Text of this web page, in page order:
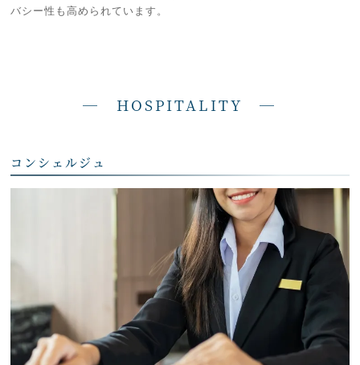
バシー性も高められています。
― HOSPITALITY —
コンシェルジュ